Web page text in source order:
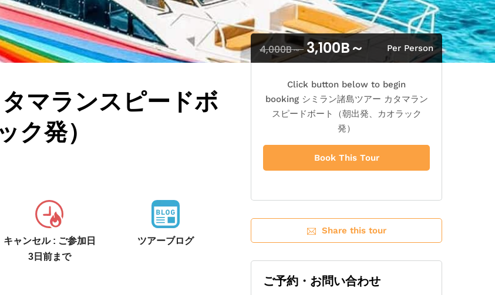
4,000B～ 3,100B～ Per Person
Click button below to begin
booking シミラン諸島ツアー カタマラン
スピードボート（朝出発、カオラック
発）
Book This Tour
Share this tour
ご予約・お問い合わせ
マランスピードボ
ク発）
キャンセル : ご参加日
3日前まで
ツアーブログ